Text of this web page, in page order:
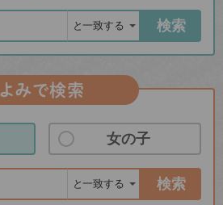
検索
よみで検索
女の子
検索